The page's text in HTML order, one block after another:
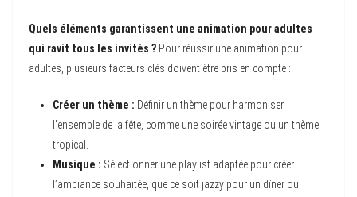
Quels éléments garantissent une animation pour adultes
qui ravit tous les invités ? Pour réussir une animation pour
adultes, plusieurs facteurs clés doivent être pris en compte :
Créer un thème : Définir un thème pour harmoniser
l’ensemble de la fête, comme une soirée vintage ou un thème
tropical.
Musique : Sélectionner une playlist adaptée pour créer
l’ambiance souhaitée, que ce soit jazzy pour un dîner ou